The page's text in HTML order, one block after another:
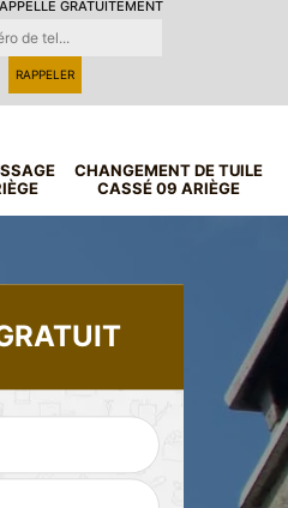
GRATUITEMENT
CHANGEMENT DE TUILE
CASSÉ 09 ARIÈGE
démoussage de
toiture 09 Ariège